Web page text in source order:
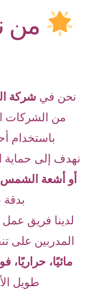
من
نحن في شركة
من الشركات
باستخدام
نهدف إلى حماية
أو أشعة الشمس
لدينا فريق
المدربين على
مائيًا، حراريًا،
طويل